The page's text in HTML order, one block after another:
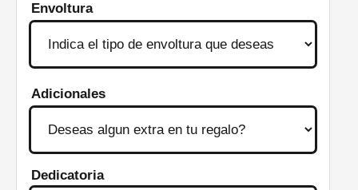
Envoltura
Adicionales
Dedicatoria